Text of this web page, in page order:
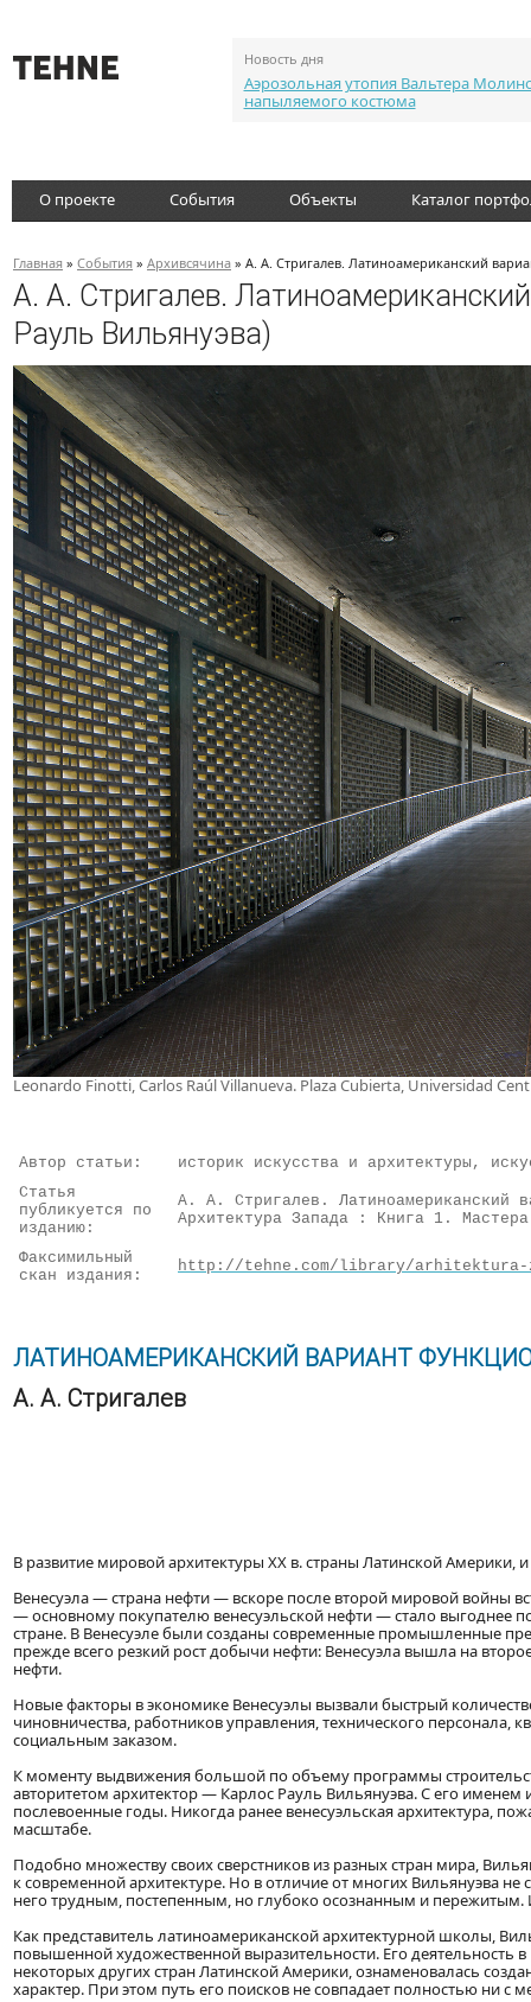
Новость дня
Аэрозольная утопия Вальтера
напыляемого костюма
О проекте События Объекты Каталог
Главная » События » Архивсячина » А. А. Стригалев. Латиноамериканский
А. А. Стригалев.
Рауль Вильянуэва)
Leonardo Finotti, Carlos Raúl Villanueva. Plaza Cubierta, Universidad
Автор статьи:
историк искусства и архитектуры,
Статья
публикуется по
изданию:
А. А. Стригалев. Латиноамериканский
Архитектура Запада : Книга 1.
Факсимильный
скан издания:
http://tehne.com/library/arhitektura-
ЛАТИНОАМЕРИКАНСКИЙ ВАРИАНТ
А. А. Стригалев
В развитие мировой архитектуры XX в. страны Латинской Америки,
Венесуэла — страна нефти — вскоре после второй мировой войны
— основному покупателю венесуэльской нефти — стало выгоднее
стране. В Венесуэле были созданы современные промышленные
прежде всего резкий рост добычи нефти: Венесуэла вышла на
нефти.
Новые факторы в экономике Венесуэлы вызвали быстрый
чиновничества, работников управления, технического
социальным заказом.
К моменту выдвижения большой по объему программы
авторитетом архитектор — Карлос Рауль Вильянуэва. С его именем
послевоенные годы. Никогда ранее венесуэльская архитектура,
масштабе.
Подобно множеству своих сверстников из разных стран мира,
к современной архитектуре. Но в отличие от многих Вильянуэва
него трудным, постепенным, но глубоко осознанным и пережитым.
Как представитель латиноамериканской архитектурной школы,
повышенной художественной выразительности. Его деятельность
некоторых других стран Латинской Америки, ознаменовалась
характер. При этом путь его поисков не совпадает полностью ни с